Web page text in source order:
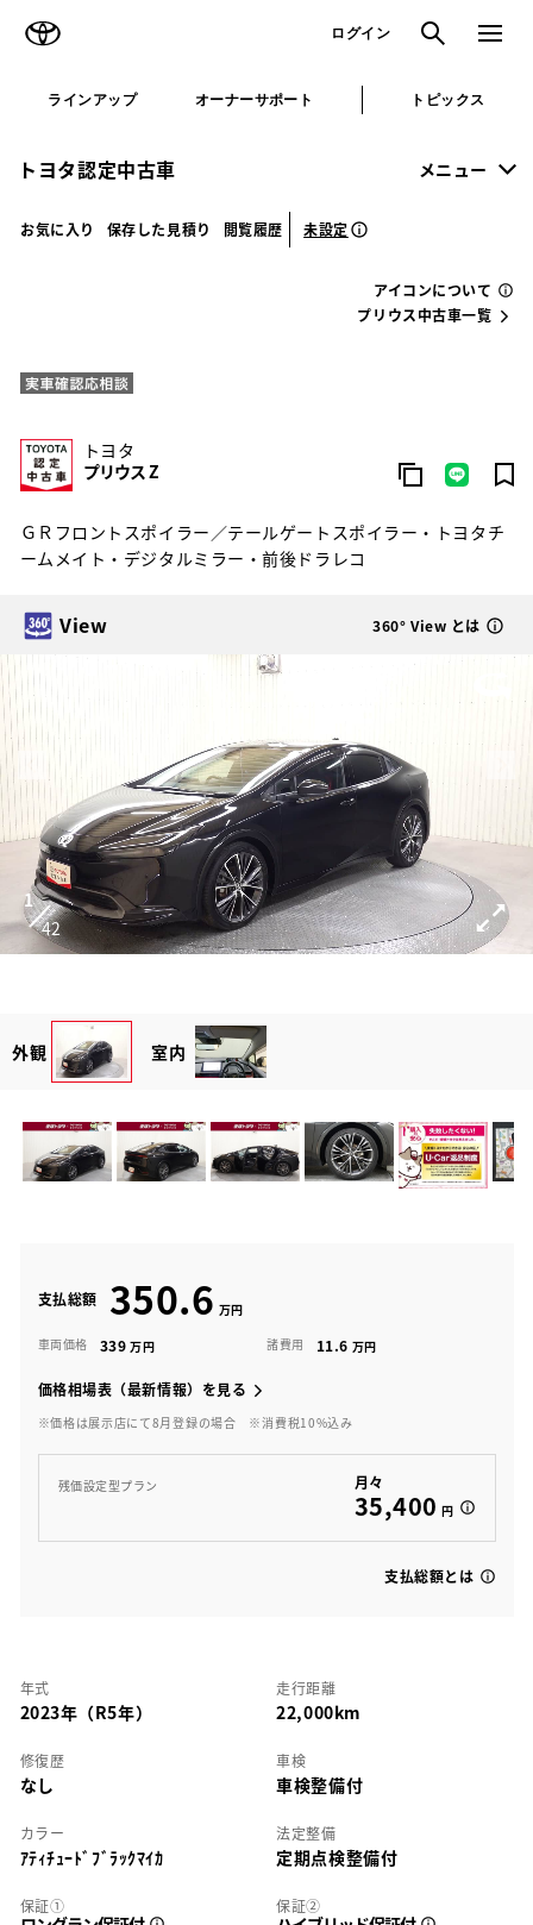
ログイン 検索 メニュ
ラインアップ オーナーサポート トピックス
トヨタ認定中古車 メニュー
お気に入り 保存した見積り 閲覧履歴 未設定
アイコンについて
プリウス中古車一覧
トヨタ
プリウス Z
ＧＲフロントスポイラー／テールゲートスポイラー・トヨタチ
ームメイト・デジタルミラー・前後ドラレコ
View 360° View とは
1
42
外観 室内
支払総額 350.6
車両価格 339 諸費用 11.6
価格相場表（最新情報）を見る
※価格は展示店にて8月登録の場合 ※消費税10%込み
残価設定型プラン 月々
35,400 円
支払総額とは
年式
2023年（R5年）
走行距離
22,000km
修復歴
なし
車検
車検整備付
カラー
ｱﾃｨﾁｭｰﾄﾞﾌﾞﾗｯｸﾏｲｶ
法定整備
定期点検整備付
保証① 保証②